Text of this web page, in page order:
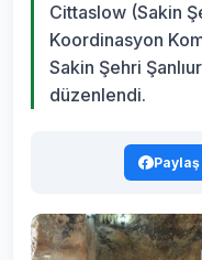
Cittaslow (Sakin
Koordinasyon
Sakin Şehri
düzenlendi.
Paylaş